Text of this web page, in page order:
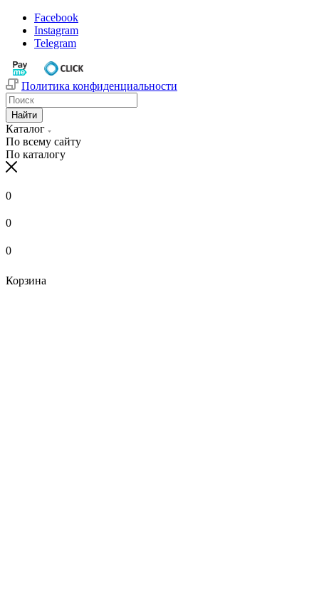
Facebook
Instagram
Telegram
Политика конфиденциальности
Найти
Каталог
По всему сайту
По каталогу
0
0
0
Корзина